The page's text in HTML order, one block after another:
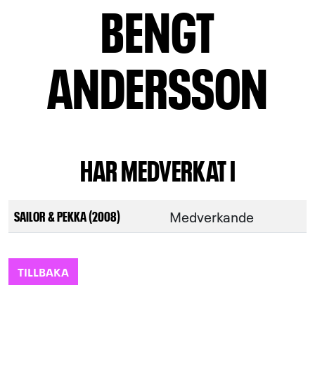
BENGT
ANDERSSON
HAR MEDVERKAT I
SAILOR & PEKKA (2008) Medverkande
TILLBAKA